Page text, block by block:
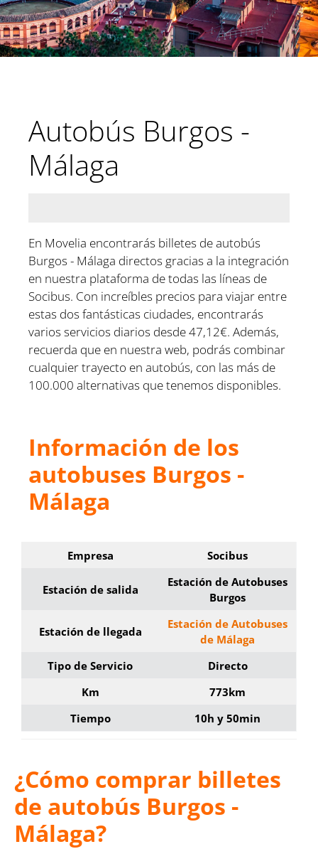
Autobús Burgos -
Málaga
En Movelia encontrarás billetes de autobús
Burgos - Málaga directos gracias a la integración
en nuestra plataforma de todas las líneas de
Socibus. Con increíbles precios para viajar entre
estas dos fantásticas ciudades, encontrarás
varios servicios diarios desde 47,12€. Además,
recuerda que en nuestra web, podrás combinar
cualquier trayecto en autobús, con las más de
100.000 alternativas que tenemos disponibles.
Información de los
autobuses Burgos -
Málaga
Empresa Socibus
Estación de salida
Estación de Autobuses
Burgos
Estación de llegada
Estación de Autobuses
de Málaga
Tipo de Servicio
Directo
Km
773km
Tiempo
10h y 50min
¿Cómo comprar billetes
de autobús Burgos -
Málaga?